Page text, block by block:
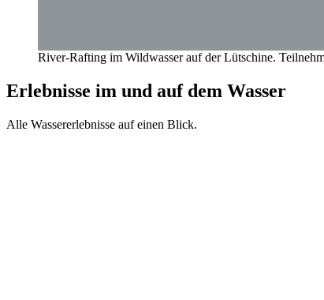
River-Rafting im Wildwasser auf der Lütschine.
Erlebnisse im und auf dem Wasser
Alle Wassererlebnisse auf einen Blick.